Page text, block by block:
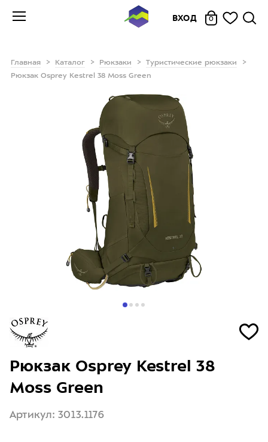
ВХОД 0
Главная Каталог Рюкзаки
Туристические рюкзаки
Рюкзак Osprey Kestrel 38 Moss Green
Рюкзак Osprey Kestrel 38
Moss Green
Артикул: 3013.1176